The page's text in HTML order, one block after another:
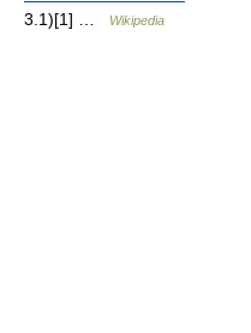
3.1)[1] …
Wikipedia